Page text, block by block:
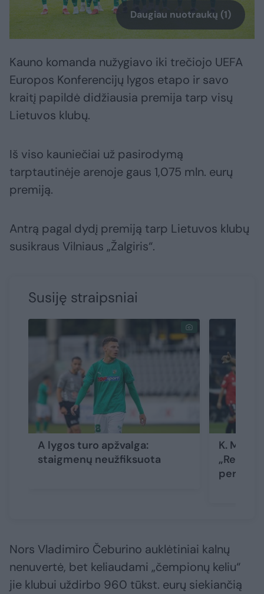
Daugiau nuotraukų (1)
Kauno komanda nužygiavo iki trečiojo UEFA
Europos Konferencijų lygos etapo ir savo
kraitį papildė didžiausia premija tarp visų
Lietuvos klubų.
Iš viso kauniečiai už pasirodymą
tarptautinėje arenoje gaus 1,075 mln. eurų
premiją.
Antrą pagal dydį premiją tarp Lietuvos klubų
susikraus Vilniaus „Žalgiris“.
Susiję straipsniai
A lygos turo apžvalga:
staigmenų neužfiksuota
K.
„Real“ į
pergalę
Nors Vladimiro Čeburino auklėtiniai kalnų
nenuvertė, bet keliaudami „čempionų keliu“
jie klubui uždirbo 960 tūkst. eurų siekiančią